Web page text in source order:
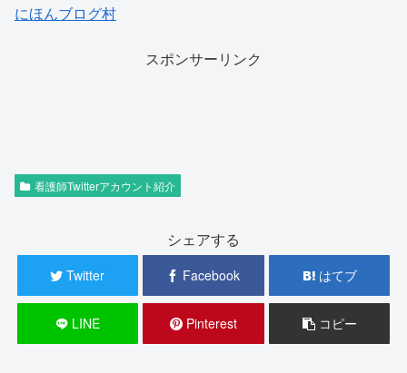
にほんブログ村
スポンサーリンク
看護師Twitterアカウント紹介
シェアする
Twitter Facebook はてブ
LINE Pinterest コピー